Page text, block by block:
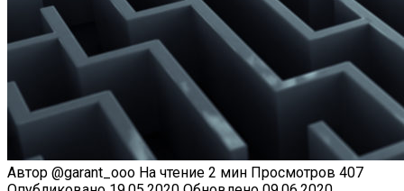
Автор @garant_ooo На чтение 2 мин Просмотров 407